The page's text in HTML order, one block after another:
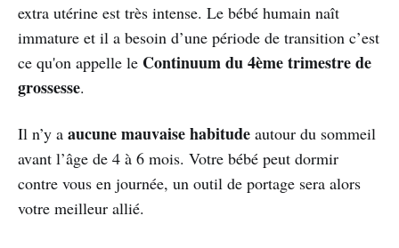
extra utérine est très intense. Le bébé humain naît
immature et il a besoin d’une période de transition c’est
ce qu'on appelle le Continuum du 4ème trimestre de
grossesse.
Il n’y a aucune mauvaise habitude autour du sommeil
avant l’âge de 4 à 6 mois. Votre bébé peut dormir
contre vous en journée, un outil de portage sera alors
votre meilleur allié.